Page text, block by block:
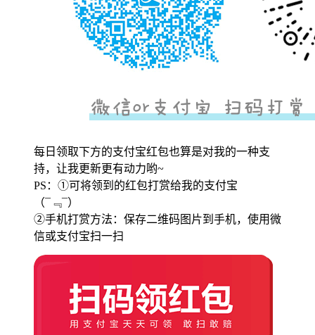
每日领取下方的支付宝红包也算是对我的一种支
持，让我更新更有动力哟~
PS：①可将领到的红包打赏给我的支付宝
（¯﹃¯）
②手机打赏方法：保存二维码图片到手机，使用微
信或支付宝扫一扫